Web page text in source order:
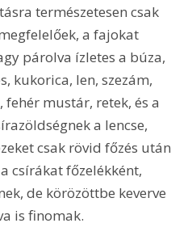
természetesen csak
a fajokat
párolva ízletes a búza,
kukorica, len, szezám,
mustár, retek, és a
a lencse,
csak rövid főzés után
csírákat főzelékként,
de körözöttbe keverve
is finomak.